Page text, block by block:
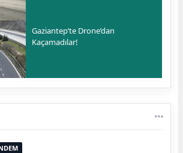
Gaziantep’te Drone’dan
Kaçamadılar!